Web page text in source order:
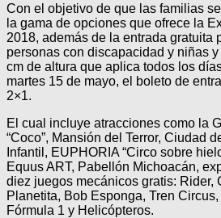
Con el objetivo de que las familias
la gama de opciones que ofrece la
2018, además de la entrada gratuita
personas con discapacidad y niñas
cm de altura que aplica todos los
martes 15 de mayo, el boleto de
2×1.
El cual incluye atracciones como la
“Coco”, Mansión del Terror, Ciudad
Infantil, EUPHORIA “Circo sobre
Equus ART, Pabellón Michoacán,
diez juegos mecánicos gratis: Rider,
Planetita, Bob Esponga, Tren
Fórmula 1 y Helicópteros.